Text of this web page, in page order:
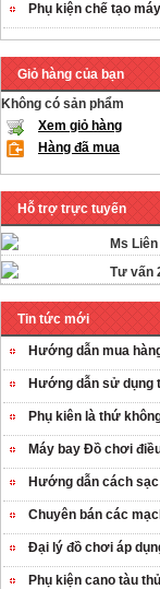
Phụ kiện chế tạo
Giỏ hàng của bạn
Không có sản phẩm
Xem giỏ hàng
Hàng đã mua
Hỗ trợ trực tuyến
Ms Liên
Tư vấn
Tin tức mới
Hướng dẫn mua
Hướng dẫn sử dụng
Phụ kiên là thứ
Máy bay Đồ chơi
Hướng dẫn cách
Chuyên bán các
Đại lý đồ chơi áp
Phụ kiện cano tàu